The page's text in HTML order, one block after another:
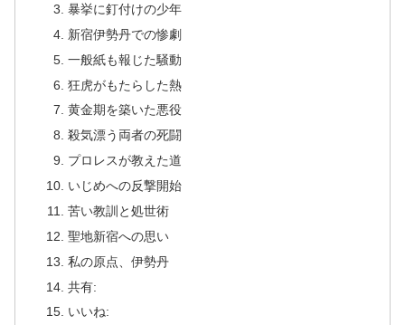
暴挙に釘付けの少年
新宿伊勢丹での惨劇
一般紙も報じた騒動
狂虎がもたらした熱
黄金期を築いた悪役
殺気漂う両者の死闘
プロレスが教えた道
いじめへの反撃開始
苦い教訓と処世術
聖地新宿への思い
私の原点、伊勢丹
共有:
いいね: